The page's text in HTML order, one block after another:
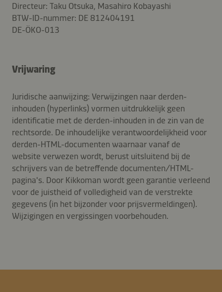
Directeur: Taku Otsuka, Masahiro Kobayashi
BTW-ID-nummer: DE 812404191
DE-ÖKO-013
Vrijwaring
Juridische aanwijzing: Verwijzingen naar derden-
inhouden (hyperlinks) vormen uitdrukkelijk geen
identificatie met de derden-inhouden in de zin van de
rechtsorde. De inhoudelijke verantwoordelijkheid voor
derden-HTML-documenten waarnaar vanaf de
website verwezen wordt, berust uitsluitend bij de
schrijvers van de betreffende documenten/HTML-
pagina's. Door Kikkoman wordt geen garantie verleend
voor de juistheid of volledigheid van de verstrekte
gegevens (in het bijzonder voor prijsvermeldingen).
Wijzigingen en vergissingen voorbehouden.